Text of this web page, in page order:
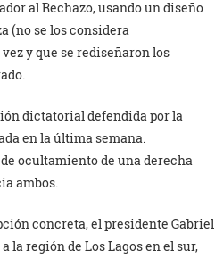
al Rechazo, usando un diseño
(no se los considera
y que se rediseñaron los
dictatorial defendida por la
en la última semana.
ocultamiento de una derecha
ambos.
concreta, el presidente Gabriel
la región de Los Lagos en el sur,